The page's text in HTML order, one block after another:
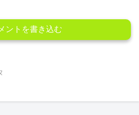
ントを書き込む